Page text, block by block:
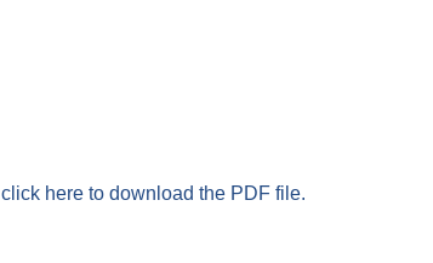
click here to download the PDF file.